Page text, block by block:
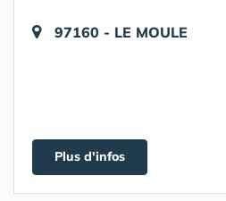
97160 - LE MOULE
Plus d'infos